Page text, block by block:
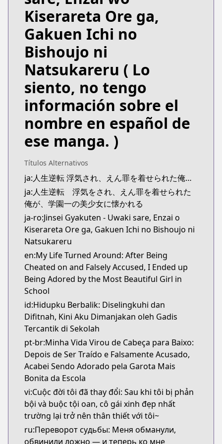
https://www.novelupdates.com/series/life-
Kiserareta Ore ga,
Gakuen Ichi no
Bishoujo ni
Natsukareru ( Lo
siento, no tengo
información sobre el
nombre en español de
ese manga. )
Títulos Alternativos
ja:人生逆転 浮気され、えん罪を着せられた俺が、学園一の美少女に懐かれる
ja:人生逆転 浮気をされ、えん罪を着せられた
俺が、学園一の美少女に懐かれる
ja-ro:Jinsei Gyakuten - Uwaki sare, Enzai o
Kiserareta Ore ga, Gakuen Ichi no Bishoujo ni
Natsukareru
en:My Life Turned Around: After Being
Cheated on and Falsely Accused, I Ended up
Being Adored by the Most Beautiful Girl in
School
id:Hidupku Berbalik: Diselingkuhi dan
Difitnah, Kini Aku Dimanjakan oleh Gadis
Tercantik di Sekolah
pt-br:Minha Vida Virou de Cabeça para Baixo:
Depois de Ser Traído e Falsamente Acusado,
Acabei Sendo Adorado pela Garota Mais
Bonita da Escola
vi:Cuộc đời tôi đã thay đổi: Sau khi tôi bị phản
bội và buộc tội oan, cô gái xinh đẹp nhất
trường lại trở nên thân thiết với tôi~
ru:Переворот судьбы: Меня обманули,
обвинили ложно — и теперь ко мне